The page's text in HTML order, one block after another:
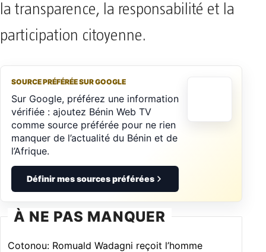
la transparence, la responsabilité et la
participation citoyenne.
SOURCE PRÉFÉRÉE SUR GOOGLE
Sur Google, préférez une information
vérifiée : ajoutez Bénin Web TV
comme source préférée pour ne rien
manquer de l’actualité du Bénin et de
l’Afrique.
Définir mes sources préférées
À NE PAS MANQUER
Cotonou: Romuald Wadagni reçoit l’homme